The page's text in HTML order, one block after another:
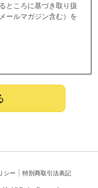
ところに基づき取り扱
ールマガジン含む）を
シー 特別商取引法表記